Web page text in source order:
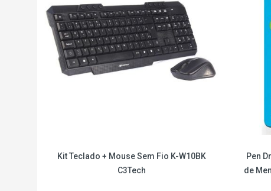
Kit Teclado + Mouse Sem Fio K-W10BK
C3Tech
Pen
de